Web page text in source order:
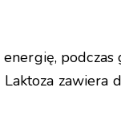
zawiera